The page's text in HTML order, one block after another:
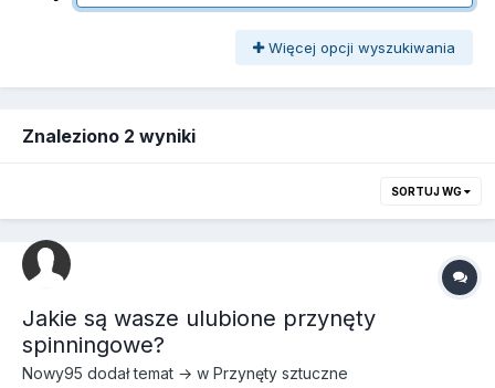
Więcej opcji wyszukiwania
Znaleziono 2 wyniki
SORTUJ WG
Jakie są wasze ulubione przynęty
spinningowe?
Nowy95 dodał temat → w Przynęty sztuczne